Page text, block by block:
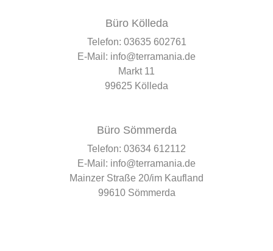
Büro Kölleda
Telefon: 03635 602761
E-Mail: info@terramania.de
Markt 11
99625 Kölleda
Büro Sömmerda
Telefon: 03634 612112
E-Mail: info@terramania.de
Mainzer Straße 20/im Kaufland
99610 Sömmerda